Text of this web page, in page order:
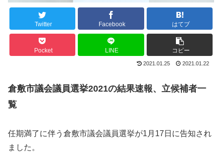
Twitter Facebook はてブ
Pocket LINE コピー
2021.01.25 2021.01.22
倉敷市議会議員選挙2021の結果速報、立候補者一
覧
任期満了に伴う倉敷市議会議員選挙が1月17日に告知され
ました。